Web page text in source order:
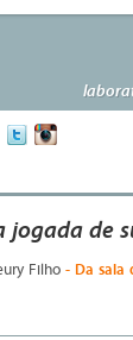
jogada de
Filho - Da sala